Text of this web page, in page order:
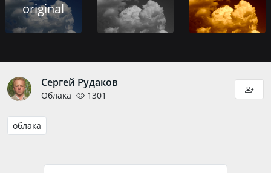
original
Сергей Рудаков
Облака 1301
облака